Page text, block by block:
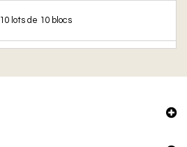
10 lots de 10 blocs